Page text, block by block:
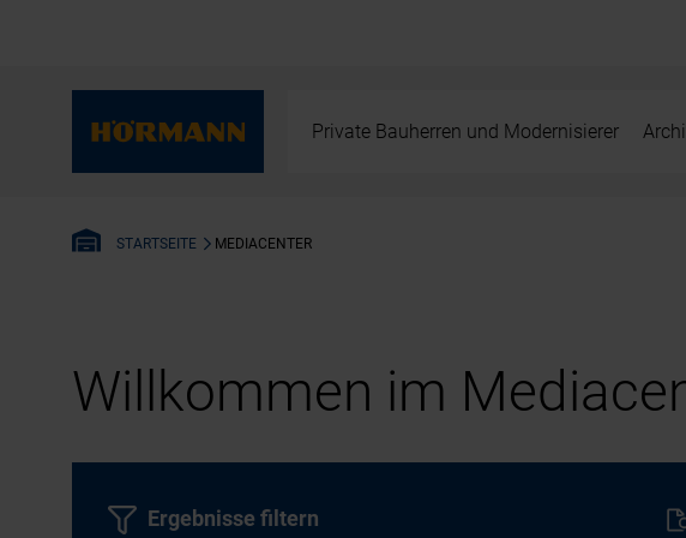
Private Bauherren und Modernisierer
STARTSEITE MEDIACENTER
Willkommen im
Ergebnisse filtern